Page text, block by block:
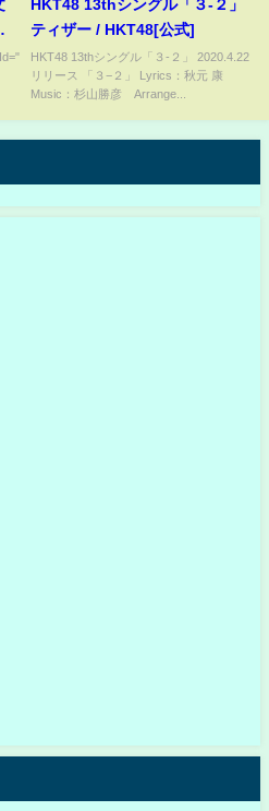
HKT48 13thシングル「３-２」
ティザー / HKT48[公式]
HKT48 13thシングル「３-２」 2020.4.22
リリース 「３−２」 Lyrics：秋元 康
Music：杉山勝彦 Arrange...